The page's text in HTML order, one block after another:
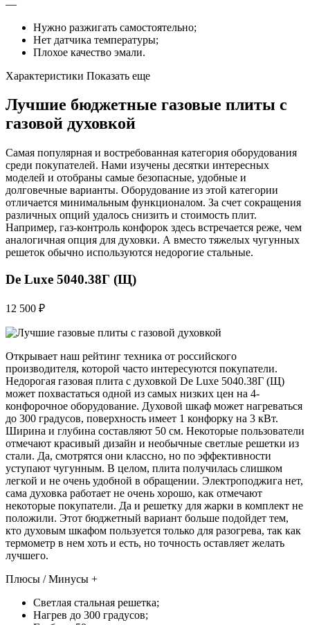
—
Нужно разжигать самостоятельно;
Нет датчика температуры;
Плохое качество эмали.
Характеристики Показать еще
Лучшие бюджетные газовые плиты с
газовой духовкой
Самая популярная и востребованная категория оборудования
среди покупателей. Нами изучены десятки интересных
моделей и отобраны самые безопасные, удобные и
долговечные варианты. Оборудование из этой категории
отличается минимальным функционалом. За счет сокращения
различных опций удалось снизить и стоимость плит.
Например, газ-контроль конфорок здесь встречается реже, чем
аналогичная опция для духовки. А вместо тяжелых чугунных
решеток обычно используются недорогие стальные.
De Luxe 5040.38Г (Щ)
12 500 ₽
Открывает наш рейтинг техника от российского
производителя, которой часто интересуются покупатели.
Недорогая газовая плита с духовкой De Luxe 5040.38Г (Щ)
может похвастаться одной из самых низких цен на 4-
конфорочное оборудование. Духовой шкаф может нагреваться
до 300 градусов, поверхность имеет 1 конфорку на 3 кВт.
Ширина и глубина составляют 50 см. Некоторые пользователи
отмечают красивый дизайн и необычные светлые решетки из
стали. Да, смотрятся они классно, но по эффективности
уступают чугунным. В целом, плита получилась слишком
легкой и не очень удобной в обращении. Электроподжига нет,
сама духовка работает не очень хорошо, как отмечают
некоторые покупатели. Да и решетку для жарки в комплект не
положили. Этот бюджетный вариант больше подойдет тем,
кто духовым шкафом пользуется только для разогрева, так как
термометр в нем хоть и есть, но точность оставляет желать
лучшего.
Плюсы / Минусы +
Светлая стальная решетка;
Нагрев до 300 градусов;